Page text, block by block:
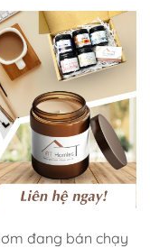
đang bán chạy